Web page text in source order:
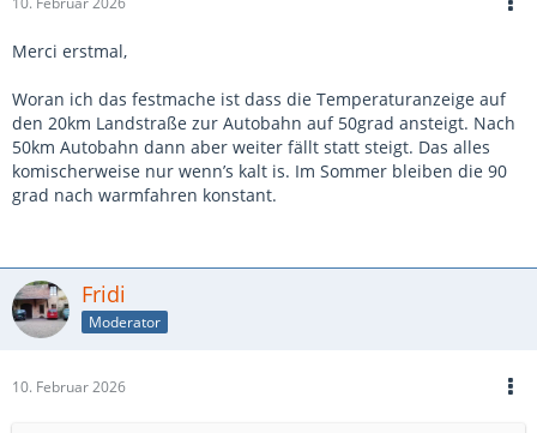
Merci erstmal,
Woran ich das festmache ist dass die Temperaturanzeige auf
den 20km Landstraße zur Autobahn auf 50grad ansteigt. Nach
50km Autobahn dann aber weiter fällt statt steigt. Das alles
komischerweise nur wenn’s kalt is. Im Sommer bleiben die 90
grad nach warmfahren konstant.
Fridi
Moderator
10. Februar 2026